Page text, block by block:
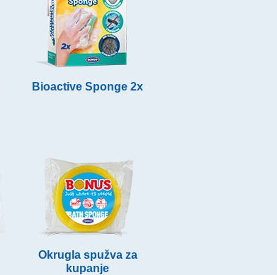
Bioactive Sponge 2x
Okrugla spužva za
kupanje